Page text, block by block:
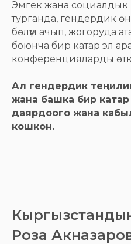
Эмгек жана социалдык
турганда, гендердик
бөлүм ачып, жогоруда
боюнча бир катар эл
конференцияларды
Ал гендердик
жана башка бир
даярдоого жана
кошкон.
Роза